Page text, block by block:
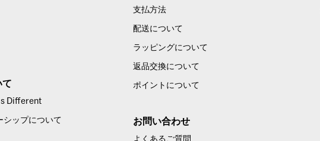
て
Different
シップについて
支払方法
配送について
ラッピングについて
返品交換について
ポイントについて
お問い合わせ
よくあるご質問